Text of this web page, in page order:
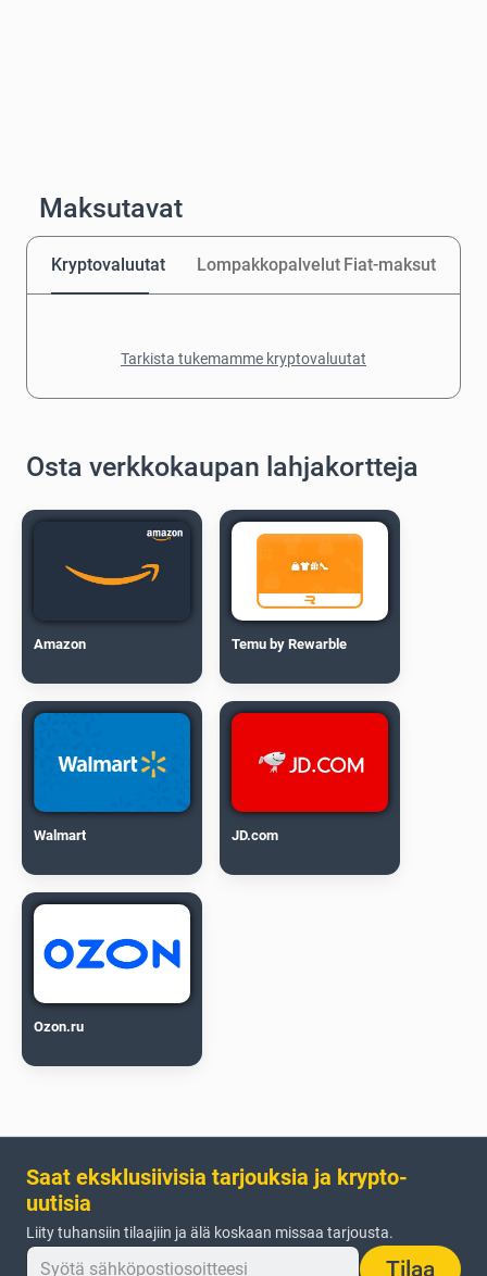
Maksutavat
Kryptovaluutat Lompakkopalvelut Fiat-maksut
Tarkista tukemamme kryptovaluutat
Osta verkkokaupan lahjakortteja
Amazon Temu by Rewarble
Walmart JD.com
Ozon.ru
Saat eksklusiivisia tarjouksia ja krypto-
uutisia
Liity tuhansiin tilaajiin ja älä koskaan missaa tarjousta.
Tilaa